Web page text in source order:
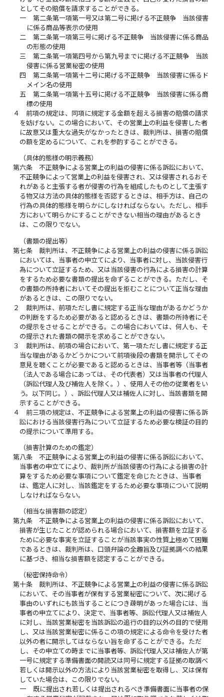
としてその賠償を請求することができる。
一
第二条第一項第一号又は第二号に掲げる不正競争 当該侵害
に係る商品等表示の使用
二
第二条第一項第三号に掲げる不正競争 当該侵害に係る商品
の形態の使用
三
第二条第一項第四号から第九号までに掲げる不正競争 当該
侵害に係る営業秘密の使用
四
第二条第一項第十二号に掲げる不正競争 当該侵害に係るド
メイン名の使用
五
第二条第一項第十五号に掲げる不正競争 当該侵害に係る商
標の使用
４
前項の規定は、同項に規定する金額を超える損害の賠償の請求
を妨げない。この場合において、その営業上の利益を侵害した者
に故意又は重大な過失がなかったときは、裁判所は、損害の賠償
の額を定めるについて、これを参酌することができる。
（具体的態様の明示義務）
第六条
不正競争による営業上の利益の侵害に係る訴訟において、
不正競争によって営業上の利益を侵害され、又は侵害されるおそ
れがあると主張する者が侵害の行為を組成したものとして主張す
る物又は方法の具体的態様を否認するときは、相手方は、自己の
行為の具体的態様を明らかにしなければならない。ただし、相手
方において明らかにすることができない相当の理由があるとき
は、この限りでない。
（書類の提出等）
第七条
裁判所は、不正競争による営業上の利益の侵害に係る訴訟
においては、当事者の申立てにより、当事者に対し、当該侵害行
為について立証するため、又は当該侵害の行為による損害の計算
をするため必要な書類の提出を命ずることができる。ただし、そ
の書類の所持者においてその提出を拒むことについて正当な理由
があるときは、この限りでない。
２
裁判所は、前項ただし書に規定する正当な理由があるかどうか
の判断をするため必要があると認めるときは、書類の所持者にそ
の提示をさせることができる。この場合においては、何人も、そ
の提示された書類の開示を求めることができない。
３
裁判所は、前項の場合において、第一項ただし書に規定する正
当な理由があるかどうかについて前項後段の書類を開示してその
意見を聴くことが必要であると認めるときは、当事者等（当事者
（法人である場合にあっては、その代表者）又は当事者の代理人
（訴訟代理人及び補佐人を除く。）、使用人その他の従業者をい
う。以下同じ。）、訴訟代理人又は補佐人に対し、当該書類を開
示することができる。
４
前三項の規定は、不正競争による営業上の利益の侵害に係る訴
訟における当該侵害行為について立証するため必要な検証の目的
の提示について準用する。
（損害計算のための鑑定）
第八条
不正競争による営業上の利益の侵害に係る訴訟において、
当事者の申立てにより、裁判所が当該侵害の行為による損害の計
算をするため必要な事項について鑑定を命じたときは、当事者
は、鑑定人に対し、当該鑑定をするため必要な事項について説明
しなければならない。
（相当な損害額の認定）
第九条
不正競争による営業上の利益の侵害に係る訴訟において、
損害が生じたことが認められる場合において、損害額を立証する
ために必要な事実を立証することが当該事実の性質上極めて困難
であるときは、裁判所は、口頭弁論の全趣旨及び証拠調べの結果
に基づき、相当な損害額を認定することができる。
（秘密保持命令）
第十条
裁判所は、不正競争による営業上の利益の侵害に係る訴訟
において、その当事者が保有する営業秘密について、次に掲げる
事由のいずれにも該当することにつき疎明があった場合には、当
事者の申立てにより、決定で、当事者等、訴訟代理人又は補佐人
に対し、当該営業秘密を当該訴訟の追行の目的以外の目的で使用
し、又は当該営業秘密に係るこの項の規定による命令を受けた者
以外の者に開示してはならない旨を命ずることができる。ただ
し、その申立ての時までに当事者等、訴訟代理人又は補佐人が第
一号に規定する準備書面の閲読又は同号に規定する証拠の取調べ
若しくは開示以外の方法により当該営業秘密を取得し、又は保有
していた場合は、この限りでない。
一
既に提出され若しくは提出されるべき準備書面に当事者の保